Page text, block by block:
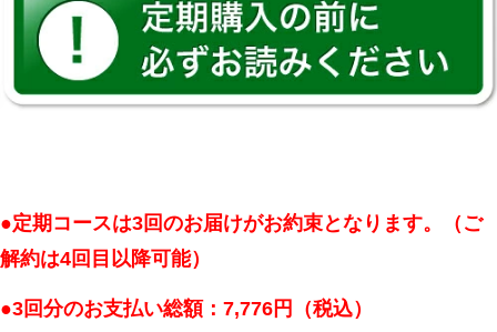
●定期コースは3回のお届けがお約束となります。（ご
解約は4回目以降可能）
●3回分のお支払い総額：7,776円（税込）